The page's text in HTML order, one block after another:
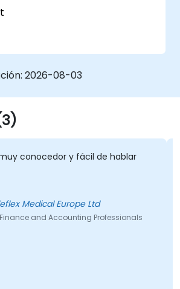
información y adopción
2026-08-03
conocedor y fácil de hablar
Medical Europe Ltd
and Accounting Professionals